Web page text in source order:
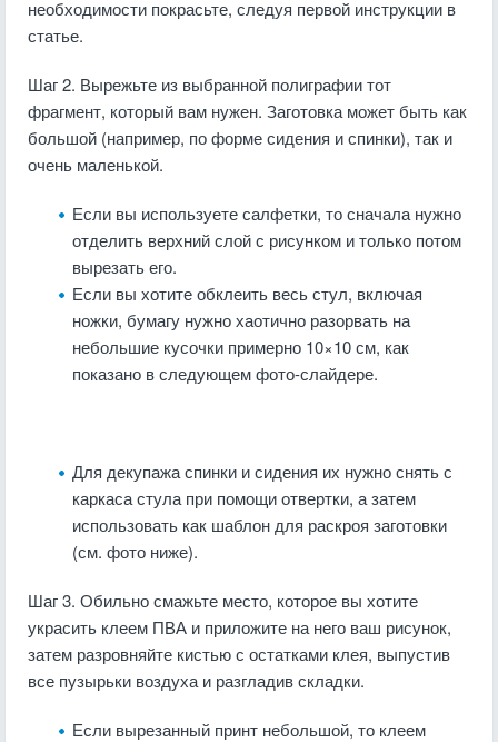
необходимости покрасьте, следуя первой инструкции в
статье.
Шаг 2. Вырежьте из выбранной полиграфии тот
фрагмент, который вам нужен. Заготовка может быть как
большой (например, по форме сидения и спинки), так и
очень маленькой.
Если вы используете салфетки, то сначала нужно
отделить верхний слой с рисунком и только потом
вырезать его.
Если вы хотите обклеить весь стул, включая
ножки, бумагу нужно хаотично разорвать на
небольшие кусочки примерно 10×10 см, как
показано в следующем фото-слайдере.
Для декупажа спинки и сидения их нужно снять с
каркаса стула при помощи отвертки, а затем
использовать как шаблон для раскроя заготовки
(см. фото ниже).
Шаг 3. Обильно смажьте место, которое вы хотите
украсить клеем ПВА и приложите на него ваш рисунок,
затем разровняйте кистью с остатками клея, выпустив
все пузырьки воздуха и разгладив складки.
Если вырезанный принт небольшой, то клеем